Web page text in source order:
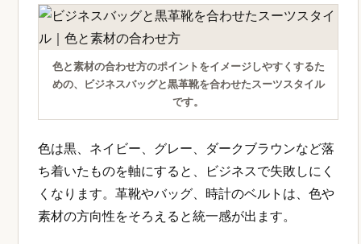
色と素材の合わせ方のポイントをイメージしやすくするた
めの、ビジネスバッグと黒革靴を合わせたスーツスタイル
です。
色は黒、ネイビー、グレー、ダークブラウンなど落
ち着いたものを軸にすると、ビジネスで失敗しにく
くなります。革靴やバッグ、時計のベルトは、色や
素材の方向性をそろえると統一感が出ます。